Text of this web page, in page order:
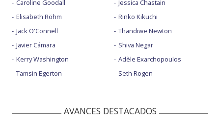
Caroline Goodall
Elisabeth Röhm
Jack O'Connell
Javier Cámara
Kerry Washington
Tamsin Egerton
Jessica Chastain
Rinko Kikuchi
Thandiwe Newton
Shiva Negar
Adèle Exarchopoulos
Seth Rogen
AVANCES DESTACADOS